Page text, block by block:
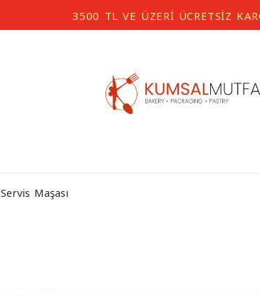
3500 TL VE ÜZERİ ÜCRETSİZ
Servis Maşası